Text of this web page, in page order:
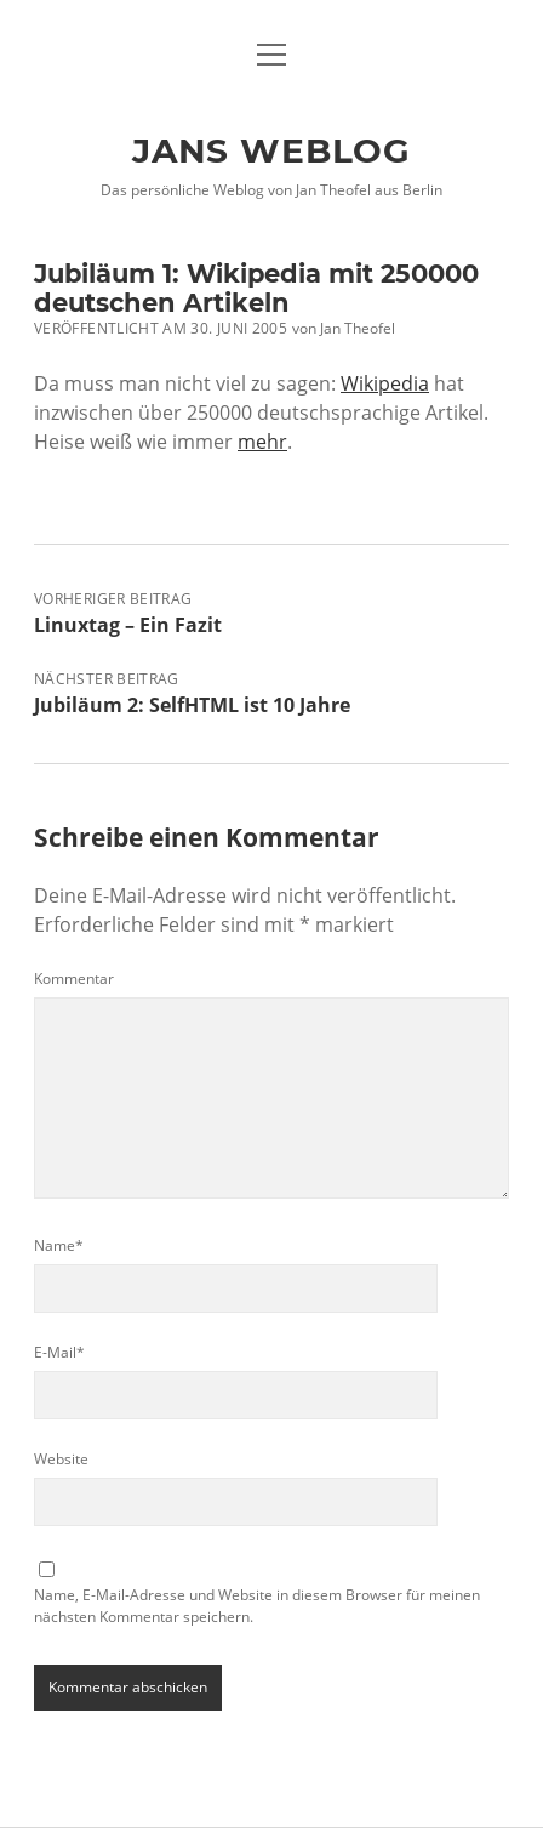
DATENSCHUTZHINWEISE
twitterfacebook
xing
Menü
JANS WEBLOG
Das persönliche Weblog von Jan Theofel aus Berlin
Jubiläum 1: Wikipedia mit 250000
deutschen Artikeln
VERÖFFENTLICHT AM 30. JUNI 2005 vonJan Theofel
Da muss man nicht viel zu sagen: Wikipedia hat
inzwischen über 250000 deutschsprachige Artikel.
Heise weiß wie immer mehr.
VORHERIGER BEITRAG
Linuxtag – Ein Fazit
NÄCHSTER BEITRAG
Jubiläum 2: SelfHTML ist 10 Jahre
Schreibe einen Kommentar
Deine E-Mail-Adresse wird nicht veröffentlicht.
Erforderliche Felder sind mit* markiert
Kommentar
Name*
E-Mail*
Website
Name, E-Mail-Adresse und Website in diesem Browser für meinen
nächsten Kommentar speichern.